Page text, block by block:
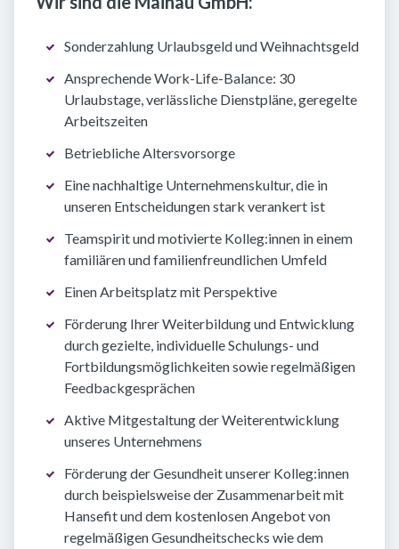
Sonderzahlung Urlaubsgeld und Weihnachtsgeld
Ansprechende Work-Life-Balance: 30
Urlaubstage, verlässliche Dienstpläne, geregelte
Arbeitszeiten
Betriebliche Altersvorsorge
Eine nachhaltige Unternehmenskultur, die in
unseren Entscheidungen stark verankert ist
Teamspirit und motivierte Kolleg:innen in einem
familiären und familienfreundlichen Umfeld
Einen Arbeitsplatz mit Perspektive
Förderung Ihrer Weiterbildung und Entwicklung
durch gezielte, individuelle Schulungs- und
Fortbildungsmöglichkeiten sowie regelmäßigen
Feedbackgesprächen
Aktive Mitgestaltung der Weiterentwicklung
unseres Unternehmens
Förderung der Gesundheit unserer Kolleg:innen
durch beispielsweise der Zusammenarbeit mit
Hansefit und dem kostenlosen Angebot von
regelmäßigen Gesundheitschecks wie dem